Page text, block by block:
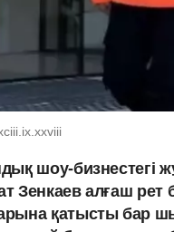
шоу-бизнестегі
Зенкаев алғаш рет
қатысты бар